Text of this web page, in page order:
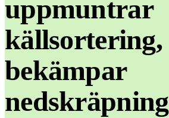
uppmuntrar
källsortering,
bekämpar
nedskräpning